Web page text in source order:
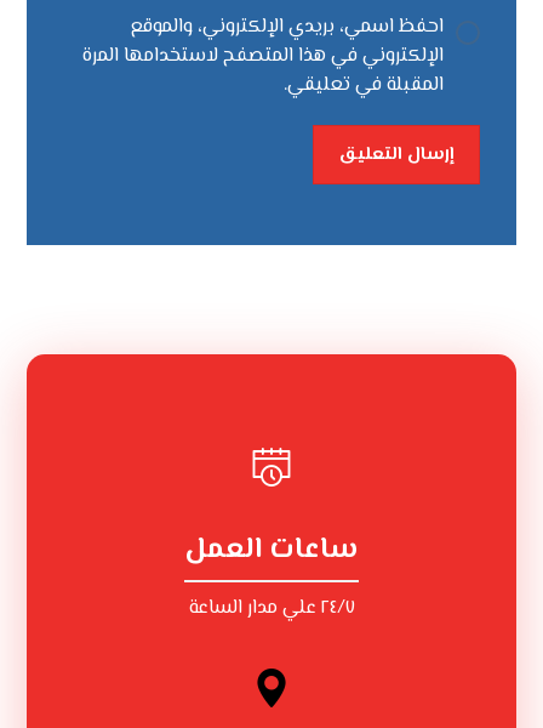
احفظ اسمي، بريدي الإلكتروني، والموقع
الإلكتروني في هذا المتصفح لاستخدامها المرة
المقبلة في تعليقي.
إرسال التعليق
ساعات العمل
٢٤/٧ علي مدار الساعة